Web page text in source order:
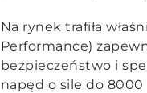
Na rynek trafiła
Performance)
bezpieczeństwo i
napęd o sile do 8000